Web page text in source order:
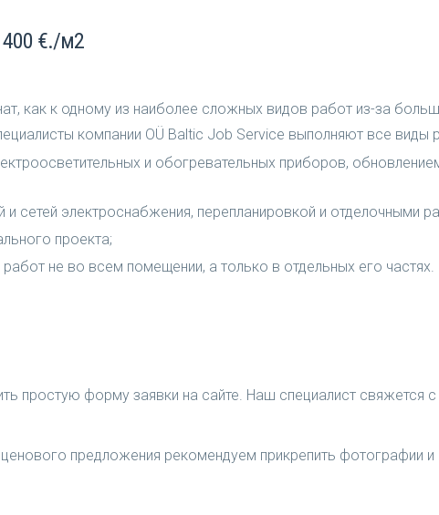
400 €./м2
как к одному из наиболее сложных видов работ из-за
компании OÜ Baltic Job Service выполняют все виды
и обогревательных приборов,
сетей электроснабжения, перепланировкой и отделочными
проекта;
не во всем помещении, а только в отдельных его частях.
простую форму заявки на сайте. Наш специалист свяжется
предложения рекомендуем прикрепить фотографии